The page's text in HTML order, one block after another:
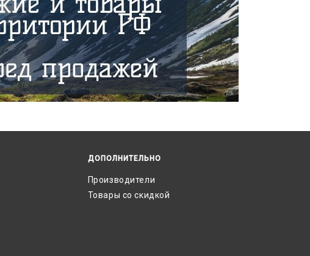
ДОПОЛНИТЕЛЬНО
Производители
Товары со скидкой